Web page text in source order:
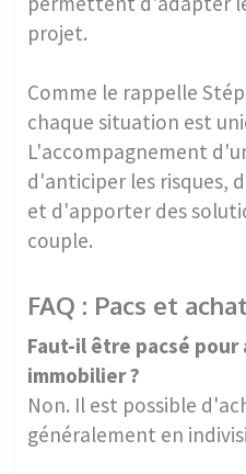
projet.
Comme le rappelle
chaque situation est
L'accompagnement
d'anticiper les risques,
et d'apporter des
couple.
FAQ : Pacs et
Faut-il être pacsé
immobilier ?
Non. Il est possible
généralement en